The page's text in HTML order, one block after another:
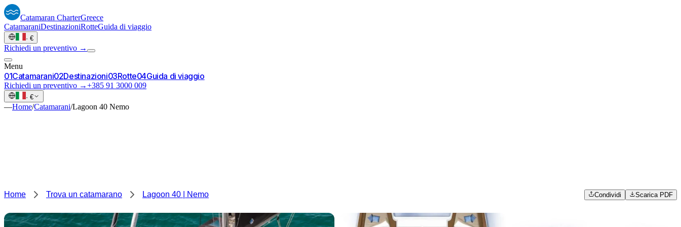
Catamaran CharterGreece
CatamaraniDestinazioniRotteGuida di viaggio
· €
Richiedi un preventivo →
Menu
01Catamarani02Destinazioni03Rotte04Guida di viaggio
Richiedi un preventivo →+385 91 3000 009
· €
—Home/Catamarani/Lagoon 40 Nemo
Home Trova un catamarano Lagoon 40 | Nemo Condividi Scarica PDF